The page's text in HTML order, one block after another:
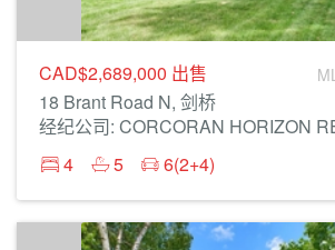
CAD$2,689,000 出售
18 Brant Road N, 剑桥
经纪公司: CORCORAN HORIZON
4
5 6(2+4)